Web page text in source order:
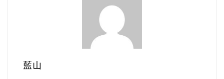
藍山